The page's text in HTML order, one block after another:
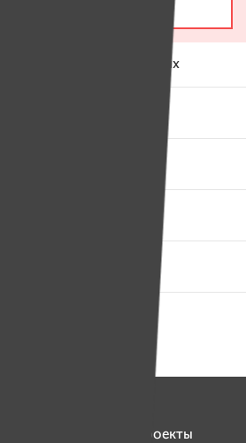
в социальных сетях
Киселёва
на социальные проекты